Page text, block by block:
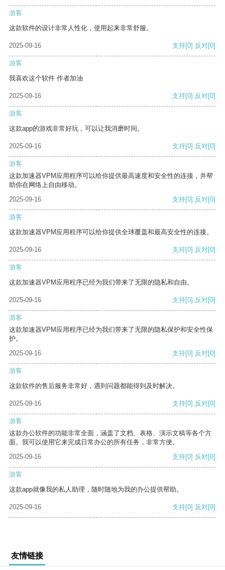
游客
这款软件的设计非常人性化，使用起来非常舒服。
2025-09-16 支持[0] 反对[0]
游客
我喜欢这个软件 作者加油
2025-09-16 支持[0] 反对[0]
游客
这款app的游戏非常好玩，可以让我消磨时间。
2025-09-16 支持[0] 反对[0]
游客
这款加速器VPM应用程序可以给你提供最高速度和安全性的连接，并帮
助你在网络上自由移动。
2025-09-16
支持[0] 反对[0]
游客
这款加速器VPM应用程序可以给你提供全球覆盖和最高安全性的连接。
2025-09-16 支持[0] 反对[0]
游客
这款加速器VPM应用程序已经为我们带来了无限的隐私和自由。
2025-09-16 支持[0] 反对[0]
游客
这款加速器VPM应用程序已经为我们带来了无限的隐私保护和安全性保
护。
2025-09-16
支持[0] 反对[0]
游客
这款软件的售后服务非常好，遇到问题都能得到及时解决。
2025-09-16 支持[0] 反对[0]
游客
这款办公软件的功能非常全面，涵盖了文档、表格、演示文稿等各个方
面。我可以使用它来完成日常办公的所有任务，非常方便。
2025-09-16
支持[0] 反对[0]
游客
这款app就像我的私人助理，随时随地为我的办公提供帮助。
2025-09-16 支持[0] 反对[0]
友情链接